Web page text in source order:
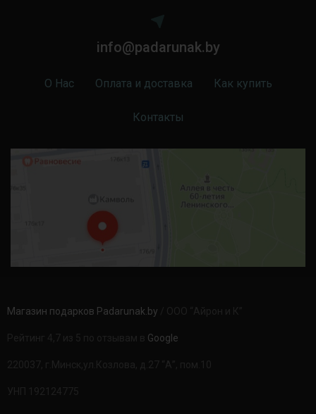
info@padarunak.by
О Нас Оплата и доставка Как купить
Контакты
Магазин подарков Padarunak.by
Google